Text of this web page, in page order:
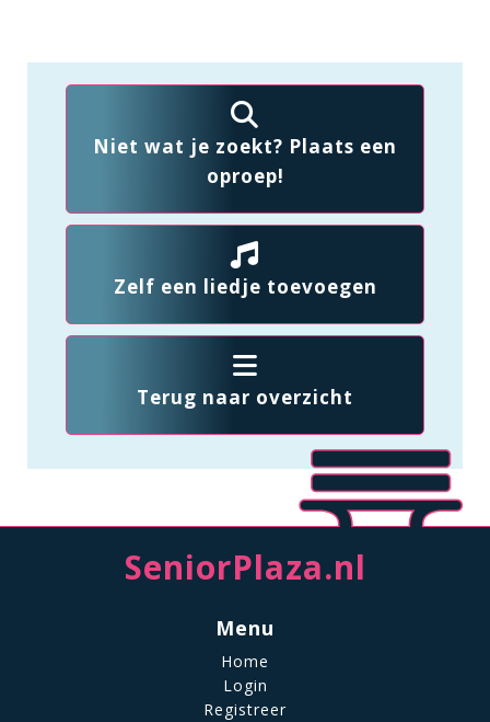
Niet wat je zoekt? Plaats een
oproep!
Zelf een liedje toevoegen
Terug naar overzicht
SeniorPlaza.nl
Menu
Home
Login
Registreer